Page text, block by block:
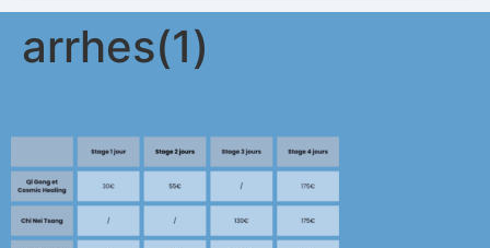
arrhes(1)